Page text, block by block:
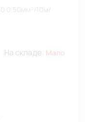
На складе: Мало